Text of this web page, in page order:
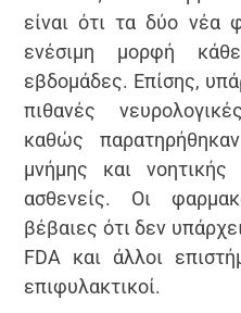
είναι ότι τα δύο νέα
ενέσιμη μορφή
εβδομάδες. Επίσης,
πιθανές
καθώς
μνήμης και
ασθενείς. Οι
βέβαιες ότι δεν
FDA και άλλοι
επιφυλακτικοί.